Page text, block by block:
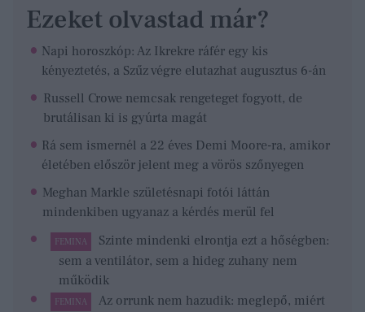
Ezeket olvastad már?
Napi horoszkóp: Az Ikrekre ráfér egy kis
kényeztetés, a Szűz végre elutazhat augusztus 6-án
Russell Crowe nemcsak rengeteget fogyott, de
brutálisan ki is gyúrta magát
Rá sem ismernél a 22 éves Demi Moore-ra, amikor
életében először jelent meg a vörös szőnyegen
Meghan Markle születésnapi fotói láttán
mindenkiben ugyanaz a kérdés merül fel
FEMINA
Szinte mindenki elrontja ezt a hőségben:
sem a ventilátor, sem a hideg zuhany nem
működik
FEMINA
Az orrunk nem hazudik: meglepő, miért